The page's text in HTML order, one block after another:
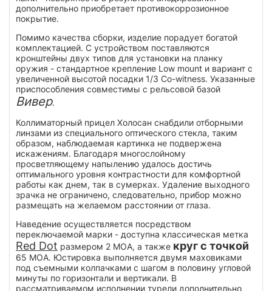
дополнительно приобретает противокоррозионное
покрытие.
Помимо качества сборки, изделие порадует богатой
комплектацией. С устройством поставляются
кронштейны двух типов для установки на планку
оружия - стандартное крепление Low mount и вариант с
увеличенной высотой посадки 1/3 Co-witness. Указанные
приспособления совместимы с рельсовой базой
Вивер.
Коллиматорный прицел Холосан снабдили отборными
линзами из специального оптического стекла, таким
образом, наблюдаемая картинка не подвержена
искажениям. Благодаря многослойному
просветляющему напылению удалось достичь
оптимального уровня контрастности для комфортной
работы как днем, так в сумерках. Удаление выходного
зрачка не ограничено, следовательно, прибор можно
размещать на желаемом расстоянии от глаза.
Наведение осуществляется посредством
переключаемой марки - доступна классическая метка
Red Dot размером 2 MOA, а также круг с точкой
65 MOA. Юстировка выполняется двумя маховиками
под съемными колпачками с шагом в половину угловой
минуты по горизонтали и вертикали. В
рассматриваемом исполнении турели дополнительно